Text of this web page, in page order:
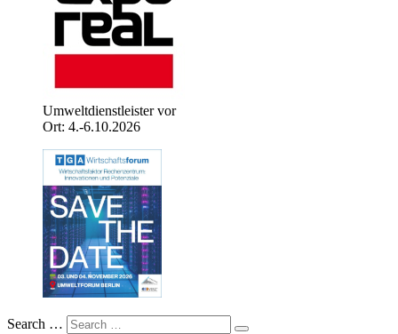
Umweltdienstleister vor
Ort: 4.-6.10.2026
Search …